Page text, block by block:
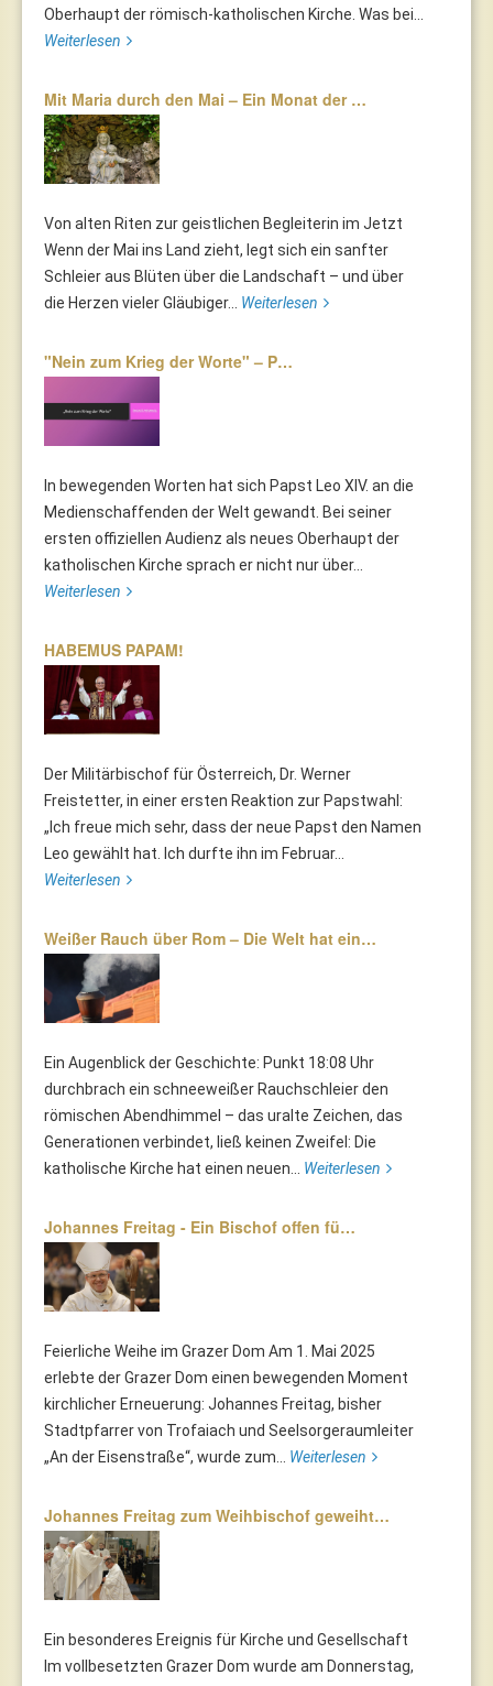
Oberhaupt der römisch-katholischen Kirche. Was bei...
Weiterlesen
Mit Maria durch den Mai – Ein Monat der …
Von alten Riten zur geistlichen Begleiterin im Jetzt
Wenn der Mai ins Land zieht, legt sich ein sanfter
Schleier aus Blüten über die Landschaft – und über
die Herzen vieler Gläubiger... Weiterlesen
"Nein zum Krieg der Worte" – P…
In bewegenden Worten hat sich Papst Leo XIV. an die
Medienschaffenden der Welt gewandt. Bei seiner
ersten offiziellen Audienz als neues Oberhaupt der
katholischen Kirche sprach er nicht nur über...
Weiterlesen
HABEMUS PAPAM!
Der Militärbischof für Österreich, Dr. Werner
Freistetter, in einer ersten Reaktion zur Papstwahl:
„Ich freue mich sehr, dass der neue Papst den Namen
Leo gewählt hat. Ich durfte ihn im Februar...
Weiterlesen
Weißer Rauch über Rom – Die Welt hat ein…
Ein Augenblick der Geschichte: Punkt 18:08 Uhr
durchbrach ein schneeweißer Rauchschleier den
römischen Abendhimmel – das uralte Zeichen, das
Generationen verbindet, ließ keinen Zweifel: Die
katholische Kirche hat einen neuen... Weiterlesen
Johannes Freitag - Ein Bischof offen fü…
Feierliche Weihe im Grazer Dom Am 1. Mai 2025
erlebte der Grazer Dom einen bewegenden Moment
kirchlicher Erneuerung: Johannes Freitag, bisher
Stadtpfarrer von Trofaiach und Seelsorgeraumleiter
„An der Eisenstraße“, wurde zum... Weiterlesen
Johannes Freitag zum Weihbischof geweiht…
Ein besonderes Ereignis für Kirche und Gesellschaft
Im vollbesetzten Grazer Dom wurde am Donnerstag,